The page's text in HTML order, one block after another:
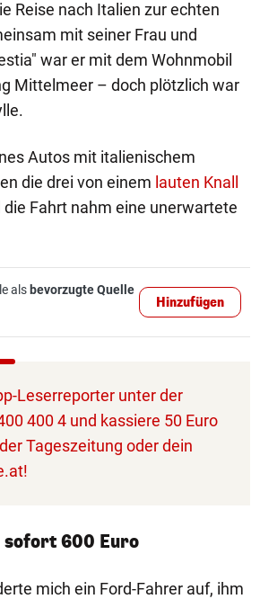
Reise nach Italien zur echten
mit seiner Frau und
war er mit dem Wohnmobil
Mittelmeer – doch plötzlich war
Autos mit italienischem
die drei von einem lauten Knall
Fahrt nahm eine unerwartete
als bevorzugte Quelle
Hinzufügen
Leserreporter unter der
400 4 und kassiere 50 Euro
Tageszeitung oder dein
600 Euro
mich ein Ford-Fahrer auf, ihm